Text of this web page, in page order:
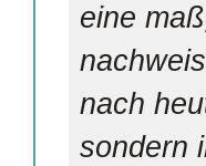
eine
nach
sondern